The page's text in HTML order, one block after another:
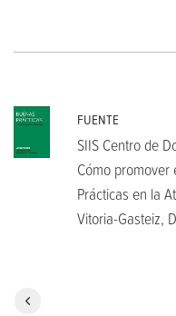
FUENTE
SIIS Centro de
Cómo
Prácticas en la
Vitoria-Gasteiz,